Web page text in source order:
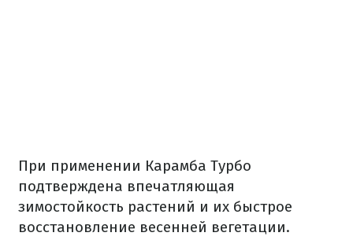
При применении Карамба Турбо
подтверждена впечатляющая
зимостойкость растений и их быстрое
восстановление весенней вегетации.